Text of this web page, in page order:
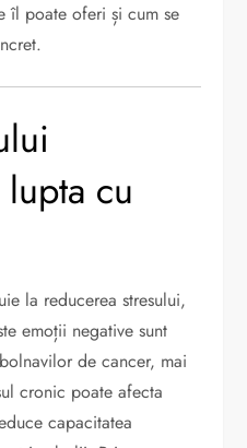
îl poate oferi și cum se
cu
la reducerea stresului,
emoții negative sunt
de cancer, mai
cronic poate afecta
capacitatea